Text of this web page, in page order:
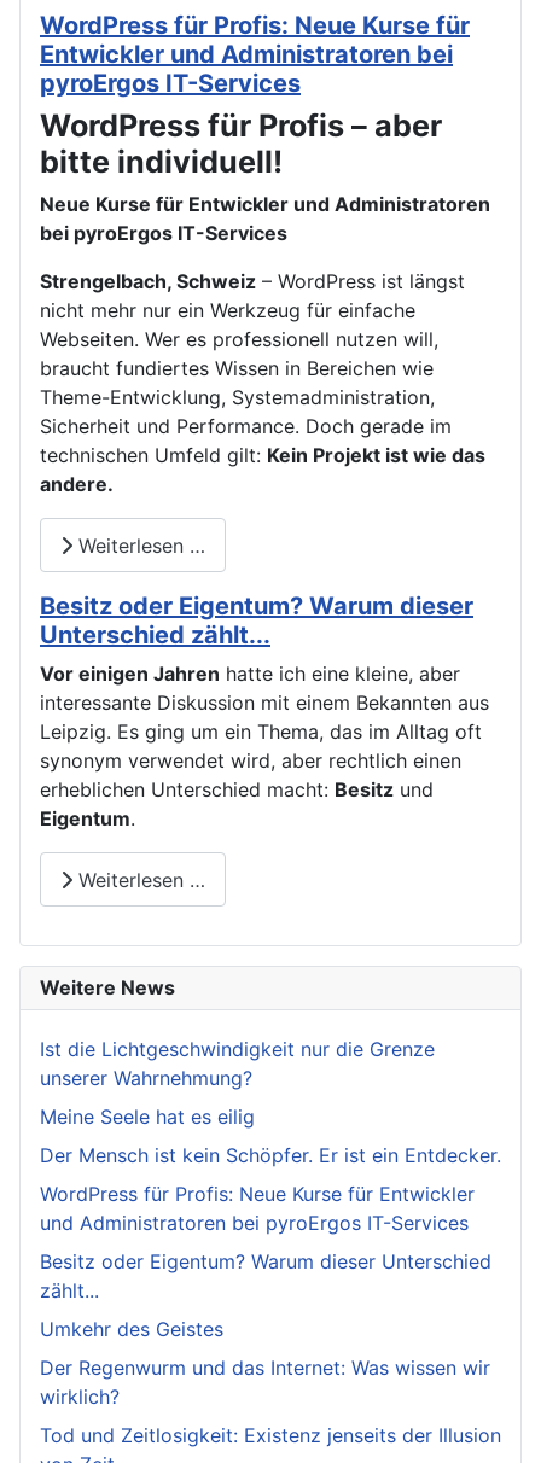
WordPress für Profis: Neue Kurse für
Entwickler und Administratoren bei
pyroErgos IT-Services
WordPress für Profis – aber
bitte individuell!
Neue Kurse für Entwickler und Administratoren
bei pyroErgos IT-Services
Strengelbach, Schweiz – WordPress ist längst
nicht mehr nur ein Werkzeug für einfache
Webseiten. Wer es professionell nutzen will,
braucht fundiertes Wissen in Bereichen wie
Theme-Entwicklung, Systemadministration,
Sicherheit und Performance. Doch gerade im
technischen Umfeld gilt: Kein Projekt ist wie das
andere.
Weiterlesen …
Besitz oder Eigentum? Warum dieser
Unterschied zählt...
Vor einigen Jahren hatte ich eine kleine, aber
interessante Diskussion mit einem Bekannten aus
Leipzig. Es ging um ein Thema, das im Alltag oft
synonym verwendet wird, aber rechtlich einen
erheblichen Unterschied macht: Besitz und
Eigentum.
Weiterlesen …
Weitere News
Ist die Lichtgeschwindigkeit nur die Grenze
unserer Wahrnehmung?
Meine Seele hat es eilig
Der Mensch ist kein Schöpfer. Er ist ein Entdecker.
WordPress für Profis: Neue Kurse für Entwickler
und Administratoren bei pyroErgos IT-Services
Besitz oder Eigentum? Warum dieser Unterschied
zählt...
Umkehr des Geistes
Der Regenwurm und das Internet: Was wissen wir
wirklich?
Tod und Zeitlosigkeit: Existenz jenseits der Illusion